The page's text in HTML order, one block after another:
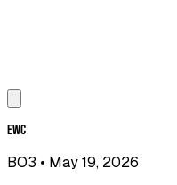
EWC
BO3 • May 19, 2026